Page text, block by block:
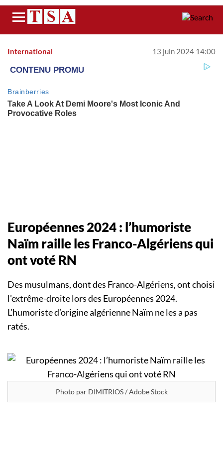
Menu
International 13 juin 2024 14:00
Européennes 2024 : l’humoriste
Naïm raille les Franco-Algériens qui
ont voté RN
Des musulmans, dont des Franco-Algériens, ont choisi
l’extrême-droite lors des Européennes 2024.
L’humoriste d’origine algérienne Naïm ne les a pas
ratés.
Photo par DIMITRIOS / Adobe Stock